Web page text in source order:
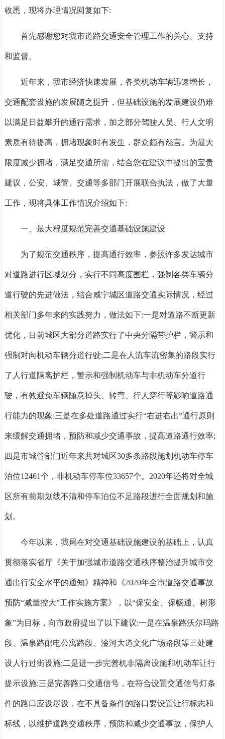
收悉，现将办理情况回复如下:
首先感谢您对我市道路交通安全管理工作的关心、支持
和监督。
近年来，我市经济快速发展，各类机动车辆迅速增长 ，
交通配套设施的发展随之提升，但基础设施的发展建设仍难
以满足日益攀升的通行需求，加之部分驾驶人员、行人文明
素质有待提高，拥堵现象时有发生，群众颇有怨言。为最大
限度减少拥堵，满足交通所需，结合您在建议中提出的宝贵
建议，公安、城管、交通等多部门开展联合执法，做了大量
工作，现将具体工作情况介绍如下:
一、最大程度规范完善交通基础设施建设
为了规范交通秩序，提高通行效率，参照许多发达城市
对道路进行区域划分，实行不同高度围栏，强制各类车辆分
道行驶的先进做法，结合咸宁城区道路交通实际情况，经过
相关部门多年来的实践努力，做法如下:一是对道路不断更新
优化，目前城区大部分道路实行了中央分隔带护栏，警示和
强制对向机动车辆分道行驶;二是在人流车流密集的路段实行
了人行道隔离护栏，警示和强制机动车与非机动车分道行
驶，有效避免车辆随意掉头、转弯、行人穿行等影响道路通
行能力的现象;三是在多处道路通过实行“右进右出”通行原则
来缓解交通拥堵，预防和减少交通事故，提高道路通行效率;
四是市城管部门近年来共对城区30多条路段施划机动车停车
泊位12461个，非机动车停车位33657个。2020年还将对全城
区所有前期划线不清和停车泊位不足路段进行全面规划和施
划。
今年以来，我局在对交通基础设施建设的基础上，认真
贯彻落实省厅《关于加强城市道路交通秩序整治提升城市交
通出行安全水平的通知》精神和《2020年全市道路交通事故
预防“减量控大”工作实施方案》，以“保安全、保畅通、树形
象”为目标，向市政府提出了以下建议:一是在温泉路沃尔玛路
段、温泉路邮电公寓路段、淦河大道文化广场路段等三处建
设人行过街设施;二是进一步完善机非隔离设施和机动车让行
提示设施;三是完善路口交通信号，在符合设置交通信号灯条
件的路口应设尽设，在不具备条件的路口要设置让行标志和
标线，以维护道路交通秩序，预防和减少交通事故，保护人